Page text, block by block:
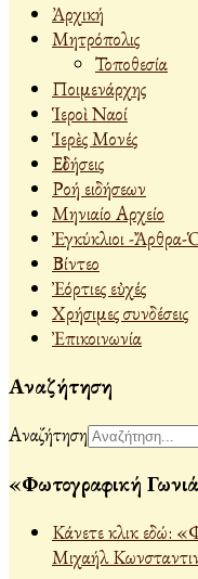
Ἀρχική
Μητρόπολις
Τοποθεσία
Ποιμενάρχης
Ἱεροὶ Ναοί
Ἱερὲς Μονές
Εἰδήσεις
Ροή ειδήσεων
Μηνιαίο Αρχείο
Ἐγκύκλιοι -Ἄρθρα-
Βίντεο
Ἐόρτιες εὐχές
Χρήσιμες συνδέσεις
Ἐπικοινωνία
Αναζήτηση
Αναζήτηση
«Φωτογραφική
Κάνετε κλικ εδώ:
Μιχαήλ